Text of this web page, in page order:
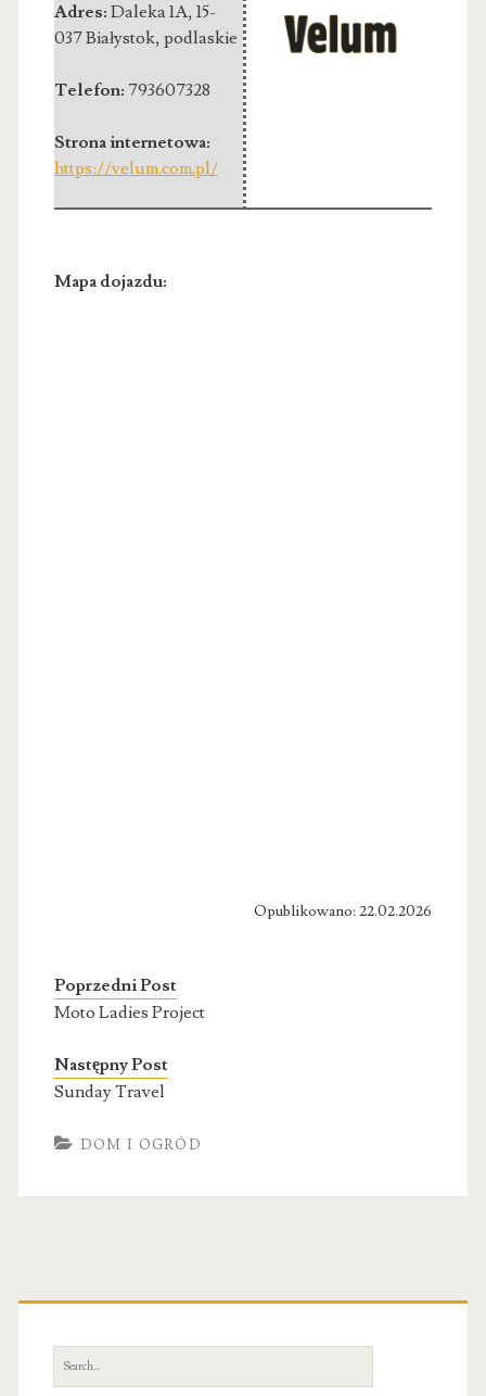
Adres: Daleka 1A, 15-
037 Białystok, podlaskie
Telefon: 793607328
Strona internetowa:
https://velum.com.pl/
Mapa dojazdu:
Opublikowano: 22.02.2026
Poprzedni Post
Moto Ladies Project
Następny Post
Sunday Travel
DOM I OGRÓD
Primary
Sidebar
Search
for: